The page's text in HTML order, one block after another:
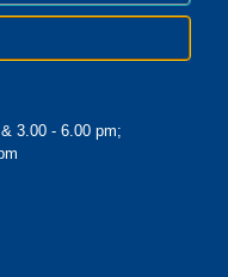
3.00 - 6.00 pm;